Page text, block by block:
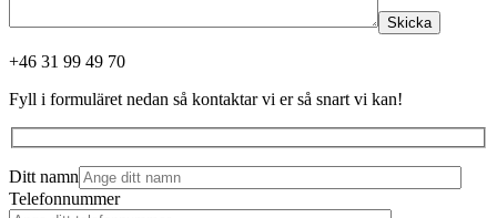
Skicka
+46 31 99 49 70
Fyll i formuläret nedan så kontaktar vi er så snart vi kan!
Ditt namn
Telefonnummer